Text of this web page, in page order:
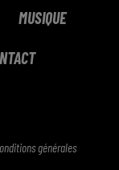
MUSIQUE
générales